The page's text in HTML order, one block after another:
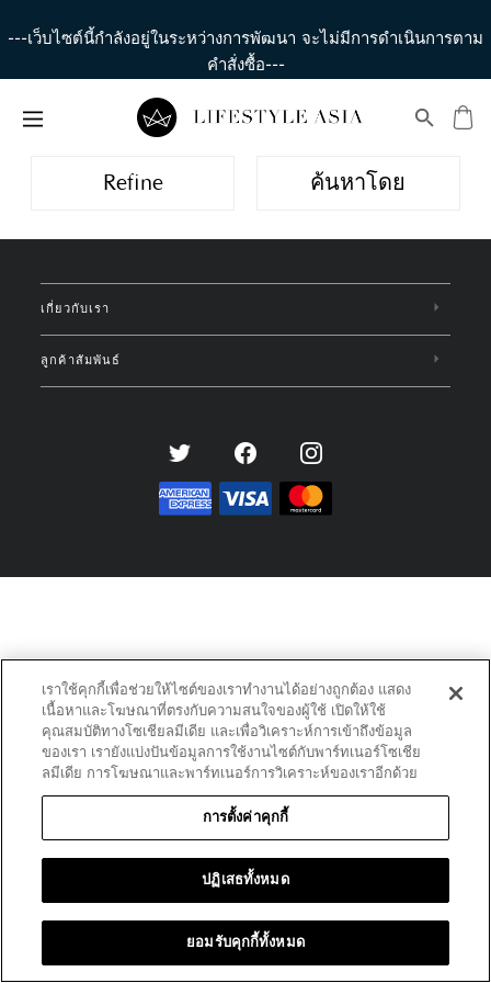
---เว็บไซต์นี้กำลังอยู่ในระหว่างการพัฒนา จะไม่มีการดำเนินการตาม
คำสั่งซื้อ---
Refine ค้นหาโดย
เกี่ยวกับเรา
ลูกค้าสัมพันธ์
เราใช้คุกกี้เพื่อช่วยให้ไซต์ของเราทำงานได้อย่างถูกต้อง แสดง
เนื้อหาและโฆษณาที่ตรงกับความสนใจของผู้ใช้ เปิดให้ใช้
คุณสมบัติทางโซเชียลมีเดีย และเพื่อวิเคราะห์การเข้าถึงข้อมูล
ของเรา เรายังแบ่งปันข้อมูลการใช้งานไซต์กับพาร์ทเนอร์โซเชีย
ลมีเดีย การโฆษณาและพาร์ทเนอร์การวิเคราะห์ของเราอีกด้วย
การตั้งค่าคุกกี้
ปฏิเสธทั้งหมด
ยอมรับคุกกี้ทั้งหมด